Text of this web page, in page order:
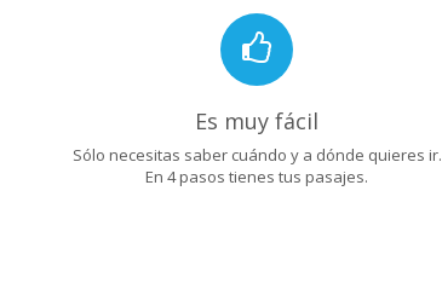
Es muy fácil
Sólo necesitas saber cuándo y a dónde quieres ir.
En 4 pasos tienes tus pasajes.